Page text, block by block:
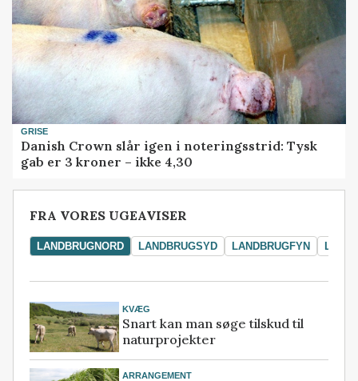
GRISE
Danish Crown slår igen i noteringsstrid: Tysk
gab er 3 kroner – ikke 4,30
FRA VORES UGEAVISER
LANDBRUGNORD LANDBRUGSYD LANDBRUGFYN
KVÆG
Snart kan man søge tilskud til
naturprojekter
ARRANGEMENT